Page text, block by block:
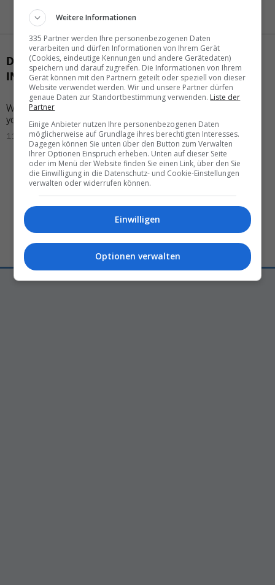
DAS KÖNNTE SIE AUCH
INTERESSIEREN
Why Boston
your U.S. bucket List
11.02.2026 – 16:01
inEgypt:What travelers
need to know
17.03.2026 – 14:05
Weitere Informationen
335 Partner werden Ihre personenbezogenen Daten
verarbeiten und dürfen Informationen von Ihrem Gerät
(Cookies, eindeutige Kennungen und andere Gerätedaten)
speichern und darauf zugreifen. Die Informationen von Ihrem
Gerät können mit den Partnern geteilt oder speziell von dieser
Website verwendet werden. Wir und unsere Partner dürfen
genaue Daten zur Standortbestimmung verwenden. Liste der
Partner
Einige Anbieter nutzen Ihre personenbezogenen Daten
möglicherweise auf Grundlage ihres berechtigten Interesses.
Dagegen können Sie unten über den Button zum Verwalten
Ihrer Optionen Einspruch erheben. Unten auf dieser Seite
oder im Menü der Website finden Sie einen Link, über den Sie
die Einwilligung in die Datenschutz- und Cookie-Einstellungen
verwalten oder widerrufen können.
Einwilligen
Optionen verwalten